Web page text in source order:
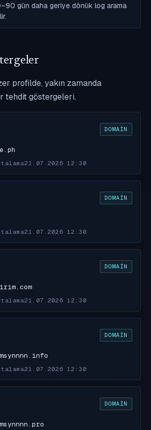
gün daha geriye dönük log arama
profilde, yakın zamanda
tehdit göstergeleri.
DOMAIN
21.07.2026 12:30
DOMAIN
21.07.2026 12:30
DOMAIN
21.07.2026 12:30
DOMAIN
21.07.2026 12:30
DOMAIN